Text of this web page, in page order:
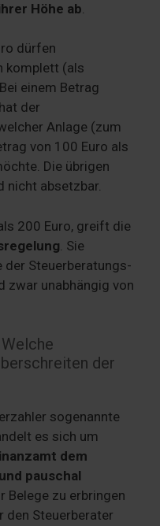
Höhe ab
dürfen
komplett (als
einem Betrag
der
Anlage (zum
von 100 Euro als
Die übrigen
nicht absetzbar.
200 Euro, greift die
. Sie
Steuerberatungs-
zwar unabhängig von
der
sogenannte
es sich um
dem
pauschal
Belege zu erbringen
den Steuerberater